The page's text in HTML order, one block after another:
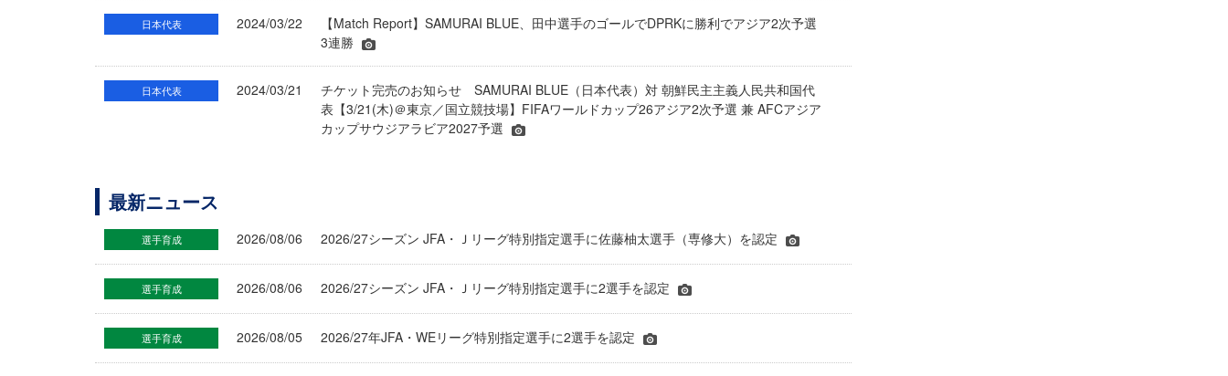
日本代表 2024/03/22
【Match Report】SAMURAI BLUE、田中選手のゴールでDPRKに勝利でアジア2次予選
3連勝
日本代表 2024/03/21
チケット完売のお知らせ SAMURAI BLUE（日本代表）対 朝鮮民主主義人民共和国代
表【3/21(木)＠東京／国立競技場】FIFAワールドカップ26アジア2次予選 兼 AFCアジア
カップサウジアラビア2027予選
最新ニュース
選手育成 2026/08/06 2026/27シーズン JFA・Ｊリーグ特別指定選手に佐藤柚太選手（専修大）を認定
選手育成 2026/08/06 2026/27シーズン JFA・Ｊリーグ特別指定選手に2選手を認定
選手育成 2026/08/05 2026/27年JFA・WEリーグ特別指定選手に2選手を認定